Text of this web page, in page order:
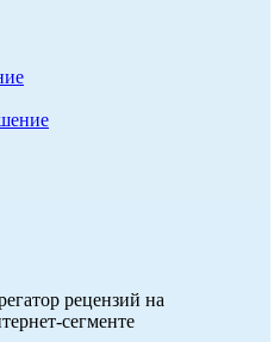
рецензий на
сегменте